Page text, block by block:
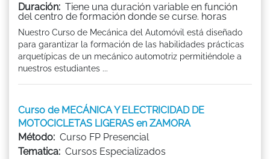
Duración: Tiene una duración variable en función
del centro de formación donde se curse. horas
Nuestro Curso de Mecánica del Automóvil está diseñado
para garantizar la formación de las habilidades prácticas
arquetípicas de un mecánico automotriz permitiéndole a
nuestros estudiantes ...
Curso de MECÁNICA Y ELECTRICIDAD DE
MOTOCICLETAS LIGERAS en ZAMORA
Método: Curso FP Presencial
Tematica: Cursos Especializados